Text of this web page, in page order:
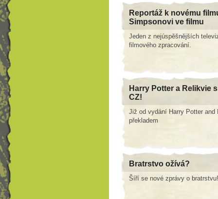
Reportáž k novému
Simpsonovi ve filmu
Jeden z nejúspěšnějších
filmového zpracování.
Harry Potter a Relikvie
CZ!
Již od vydání Harry Potter
překladem
Bratrstvo ožívá?
Šíří se nové zprávy o bratrstvu!